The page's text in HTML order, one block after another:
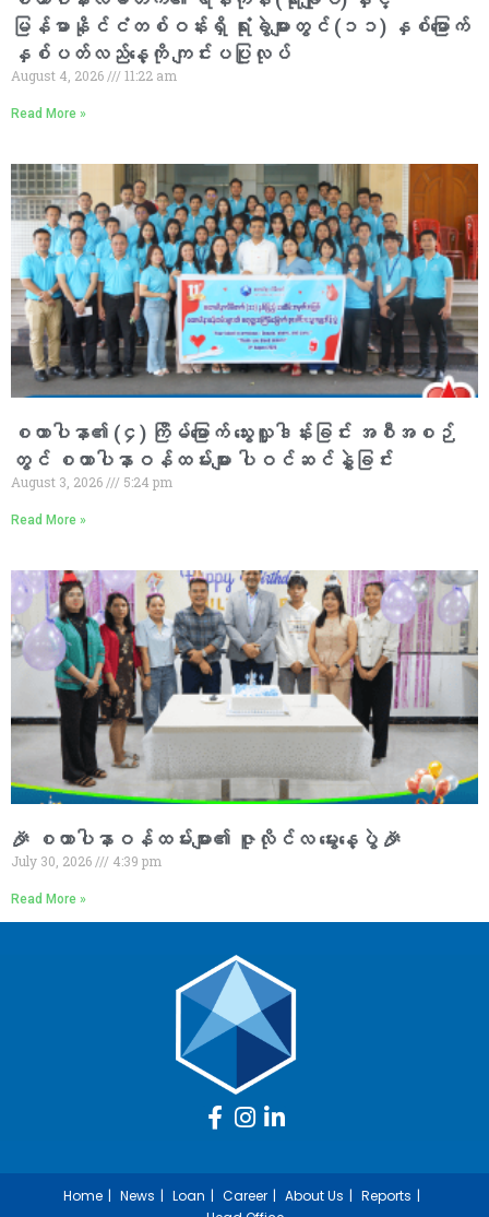
မြန်မာနိုင်ငံတစ်ဝန်းရှိ ရုံးခွဲများတွင် (၁၁) နှစ်မြောက်
နှစ်ပတ်လည်နေ့ကို ကျင်းပပြုလုပ်
August 4, 2026 11:22 am
Read More »
စထာပါနာ၏ (၄) ကြိမ်မြောက် သွေးလှူဒါန်းခြင်း အစီအစဉ်
တွင် စထာပါနာဝန်ထမ်းများ ပါဝင်ဆင်နွှဲခြင်း
August 3, 2026 5:24 pm
Read More »
🎉 စထာပါနာဝန်ထမ်းများ၏ ဇူလိုင်လ မွေးနေ့ပွဲ 🎉
July 30, 2026 4:39 pm
Read More »
Home News Loan Career About Us
Reports